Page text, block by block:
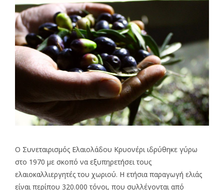
Ο Συνεταιρισμός Ελαιολάδου Κρυονέρι ιδρύθηκε γύρω
στο 1970 με σκοπό να εξυπηρετήσει τους
ελαιοκαλλιεργητές του χωριού. Η ετήσια παραγωγή ελιάς
είναι περίπου 320.000 τόνοι, που συλλέγονται από